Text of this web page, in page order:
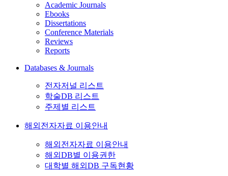
Academic Journals
Ebooks
Dissertations
Conference Materials
Reviews
Reports
Databases & Journals
전자저널 리스트
학술DB 리스트
주제별 리스트
해외전자자료 이용안내
해외전자자료 이용안내
해외DB별 이용권한
대학별 해외DB 구독현황